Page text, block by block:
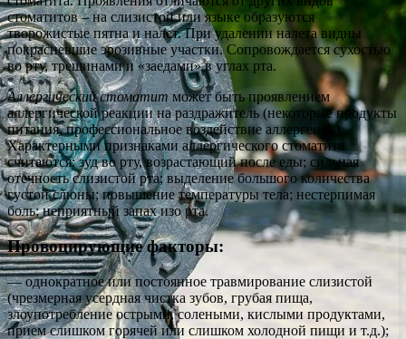
стоматитов – на слизистой или языке образуются
творожистые пятна и налет. При удалении налета видны
покрасневшие эрозивные участки. Сопровождается сухостью
во рту, трещинами и «заедами» в углах рта.
Аллергический стоматитможет быть проявлением
аллергической реакции на раздражитель (некоторые продукты
питания, профессиональное воздействие аллергенов).
Характерными признаками аллергического стоматита
считаются: зуд во рту, возрастающий после еды; сильная
отечность слизистой рта; выделение большого количества
густой слюны; повышение температуры тела; нестерпимая
боль; неприятный запах изо рта.
Провоцирующие факторы:
— однократное или постоянное травмирование слизистой
(чрезмерная усердная чистка зубов, грубая пища,
злоупотребление острыми, солеными, кислыми продуктами,
прием слишком горячей или слишком холодной пищи и т.д.);